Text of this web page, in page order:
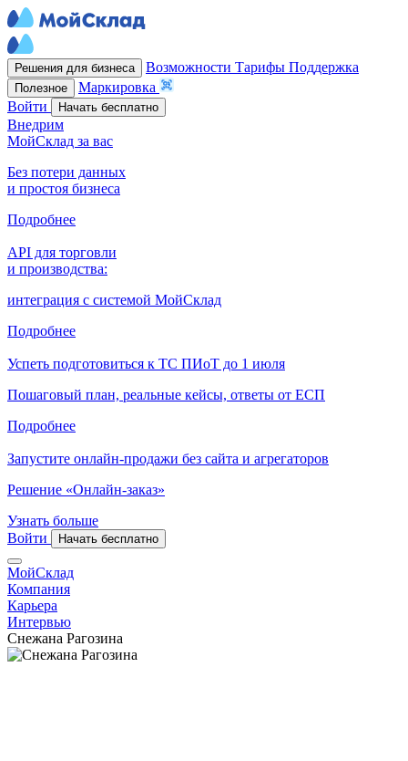
Решения для бизнеса Возможности Тарифы Поддержка
Полезное
Маркировка
Войти
Начать бесплатно
Внедрим
МойСклад за вас
Без потери данных
и простоя бизнеса
Подробнее
API для торговли
и производства:
интеграция с системой МойСклад
Подробнее
Успеть подготовиться к ТС ПИоТ до 1 июля
Пошаговый план, реальные кейсы, ответы от ЕСП
Подробнее
Запустите онлайн-продажи без сайта и агрегаторов
Решение «Онлайн-заказ»
Узнать больше
Войти
Начать бесплатно
МойСклад
Компания
Карьера
Интервью
Снежана Рагозина